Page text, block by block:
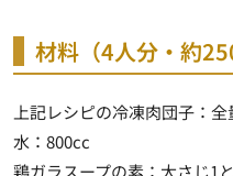
材料（4人分・約
上記レシピの冷凍肉団子：全
水：800cc
鶏ガラスープの素：大さじ1